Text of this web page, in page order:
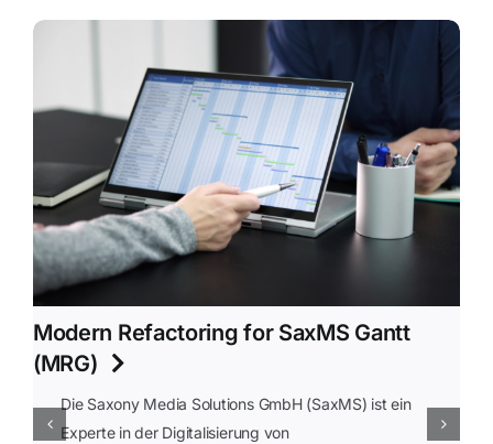
Modern Refactoring for SaxMS Gantt
(MRG)
Die Saxony Media Solutions GmbH (SaxMS) ist ein
Experte in der Digitalisierung von